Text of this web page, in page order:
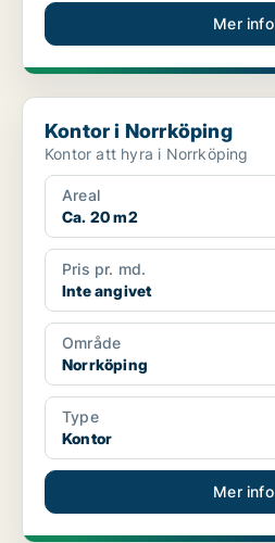
Mer info
Kontor i Norrköping
Kontor i Norrköping
Kontor att hyra i Norrköping
Areal
Ca. 20 m2
Pris pr. md.
Inte angivet
Område
Norrköping
Type
Kontor
Mer info